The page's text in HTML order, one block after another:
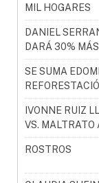
MIL HOGARES
DANIEL
DARÁ 30%
SE SUMA
IVONNE RUIZ
VS. MALTRATO
ROSTROS